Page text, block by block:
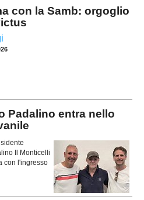
con la Samb: orgoglio
Padalino entra nello
Il Monticelli
con l'ingresso